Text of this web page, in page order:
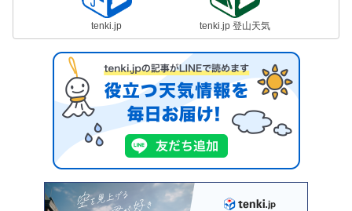
tenki.jp tenki.jp 登山天気